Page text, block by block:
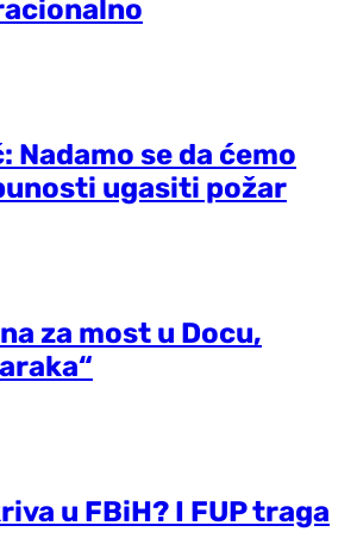
Nadamo se da ćemo
ugasiti požar
za most u Docu,
u FBiH? I FUP traga